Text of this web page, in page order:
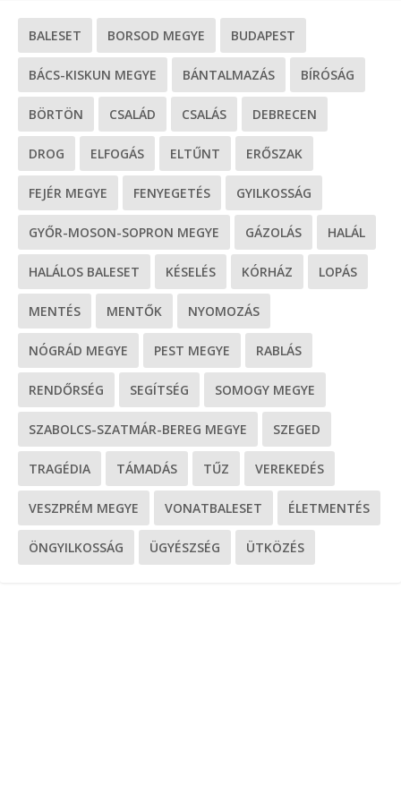
BALESET BORSOD MEGYE BUDAPEST
BÁCS-KISKUN MEGYE BÁNTALMAZÁS BÍRÓSÁG
BÖRTÖN CSALÁD CSALÁS DEBRECEN
DROG ELFOGÁS ELTŰNT ERŐSZAK
FEJÉR MEGYE FENYEGETÉS GYILKOSSÁG
GYŐR-MOSON-SOPRON MEGYE GÁZOLÁS HALÁL
HALÁLOS BALESET KÉSELÉS KÓRHÁZ LOPÁS
MENTÉS MENTŐK NYOMOZÁS
NÓGRÁD MEGYE PEST MEGYE RABLÁS
RENDŐRSÉG SEGÍTSÉG SOMOGY MEGYE
SZABOLCS-SZATMÁR-BEREG MEGYE SZEGED
TRAGÉDIA TÁMADÁS TŰZ VEREKEDÉS
VESZPRÉM MEGYE VONATBALESET ÉLETMENTÉS
ÖNGYILKOSSÁG ÜGYÉSZSÉG ÜTKÖZÉS